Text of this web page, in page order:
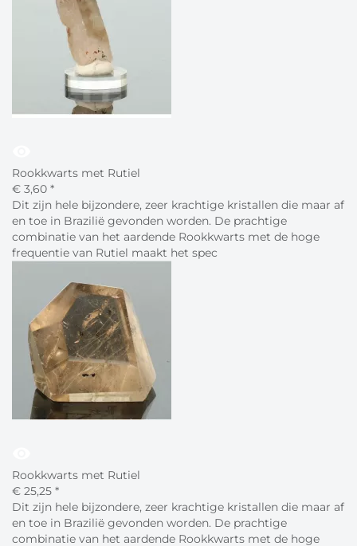
Rookkwarts met Rutiel
€ 3,60 *
Dit zijn hele bijzondere, zeer krachtige kristallen die maar af
en toe in Brazilië gevonden worden. De prachtige
combinatie van het aardende Rookkwarts met de hoge
frequentie van Rutiel maakt het spec
Rookkwarts met Rutiel
€ 25,25 *
Dit zijn hele bijzondere, zeer krachtige kristallen die maar af
en toe in Brazilië gevonden worden. De prachtige
combinatie van het aardende Rookkwarts met de hoge